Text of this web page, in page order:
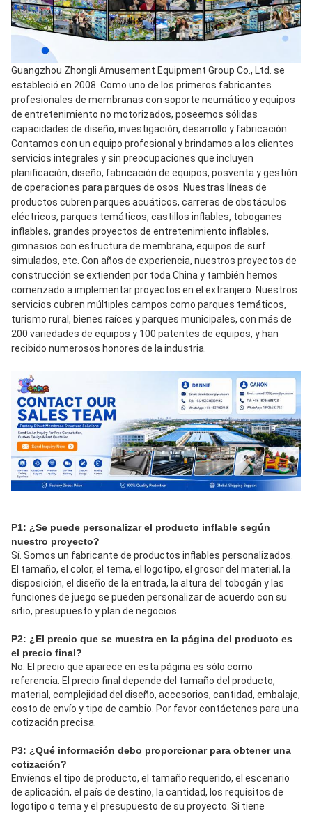
Guangzhou Zhongli Amusement Equipment Group Co., Ltd. se
estableció en 2008. Como uno de los primeros fabricantes
profesionales de membranas con soporte neumático y equipos
de entretenimiento no motorizados, poseemos sólidas
capacidades de diseño, investigación, desarrollo y fabricación.
Contamos con un equipo profesional y brindamos a los clientes
servicios integrales y sin preocupaciones que incluyen
planificación, diseño, fabricación de equipos, posventa y gestión
de operaciones para parques de osos. Nuestras líneas de
productos cubren parques acuáticos, carreras de obstáculos
eléctricos, parques temáticos, castillos inflables, toboganes
inflables, grandes proyectos de entretenimiento inflables,
gimnasios con estructura de membrana, equipos de surf
simulados, etc. Con años de experiencia, nuestros proyectos de
construcción se extienden por toda China y también hemos
comenzado a implementar proyectos en el extranjero. Nuestros
servicios cubren múltiples campos como parques temáticos,
turismo rural, bienes raíces y parques municipales, con más de
200 variedades de equipos y 100 patentes de equipos, y han
recibido numerosos honores de la industria.
P1: ¿Se puede personalizar el producto inflable según
nuestro proyecto?
Sí. Somos un fabricante de productos inflables personalizados.
El tamaño, el color, el tema, el logotipo, el grosor del material, la
disposición, el diseño de la entrada, la altura del tobogán y las
funciones de juego se pueden personalizar de acuerdo con su
sitio, presupuesto y plan de negocios.
P2: ¿El precio que se muestra en la página del producto es
el precio final?
No. El precio que aparece en esta página es sólo como
referencia. El precio final depende del tamaño del producto,
material, complejidad del diseño, accesorios, cantidad, embalaje,
costo de envío y tipo de cambio. Por favor contáctenos para una
cotización precisa.
P3: ¿Qué información debo proporcionar para obtener una
cotización?
Envíenos el tipo de producto, el tamaño requerido, el escenario
de aplicación, el país de destino, la cantidad, los requisitos de
logotipo o tema y el presupuesto de su proyecto. Si tiene